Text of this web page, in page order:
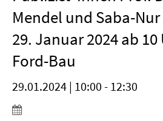
Mendel und Saba-
29. Januar 2024 ab
Ford-Bau
29.01.2024 | 10:00 - 12:30